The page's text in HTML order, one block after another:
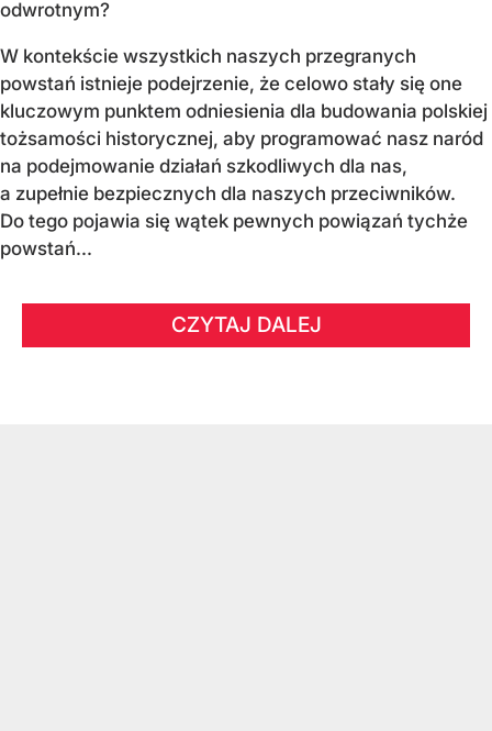
odwrotnym?
W kontekście wszystkich naszych przegranych
powstań istnieje podejrzenie, że celowo stały się one
kluczowym punktem odniesienia dla budowania polskiej
tożsamości historycznej, aby programować nasz naród
na podejmowanie działań szkodliwych dla nas,
a zupełnie bezpiecznych dla naszych przeciwników.
Do tego pojawia się wątek pewnych powiązań tychże
powstań...
CZYTAJ DALEJ